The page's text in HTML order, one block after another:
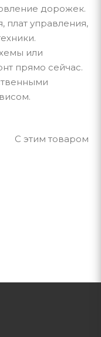
дорожек.
плат управления,
или
прямо сейчас.
С этим товаром